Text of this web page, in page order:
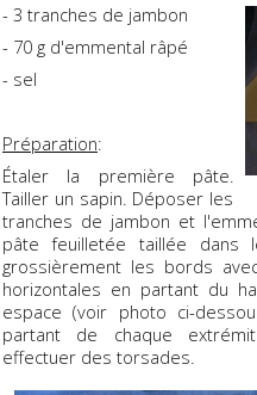
- 3 tranches de jambon
- 70 g d'emmental râpé
- sel
Préparation:
Étaler la première pâte.
Tailler un sapin. Déposer les
tranches de jambon et
pâte feuilletée taillée dans
grossièrement les bords
horizontales en partant du
espace (voir photo ci-
partant de chaque
effectuer des torsades.